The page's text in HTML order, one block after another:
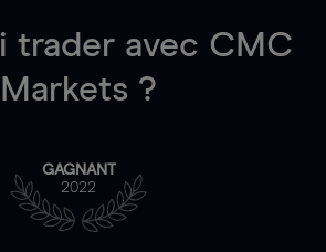
trader avec CMC
Markets ?
GAGNANT
2022